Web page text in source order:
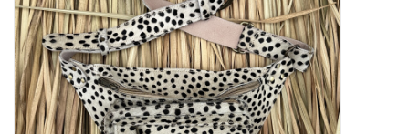
Home deco
SALE